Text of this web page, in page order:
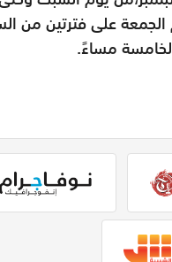
على فترتين من
مساءً.